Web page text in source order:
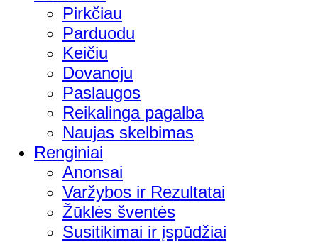
Pirkčiau
Parduodu
Keičiu
Dovanoju
Paslaugos
Reikalinga pagalba
Naujas skelbimas
Renginiai
Anonsai
Varžybos ir Rezultatai
Žūklės šventės
Susitikimai ir įspūdžiai